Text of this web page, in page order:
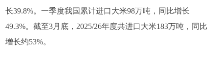
长39.8%。一季度我国累计进口大米98万吨，同比增长
49.3%。截至3月底，2025/26年度共进口大米183万吨，同比
增长约53%。